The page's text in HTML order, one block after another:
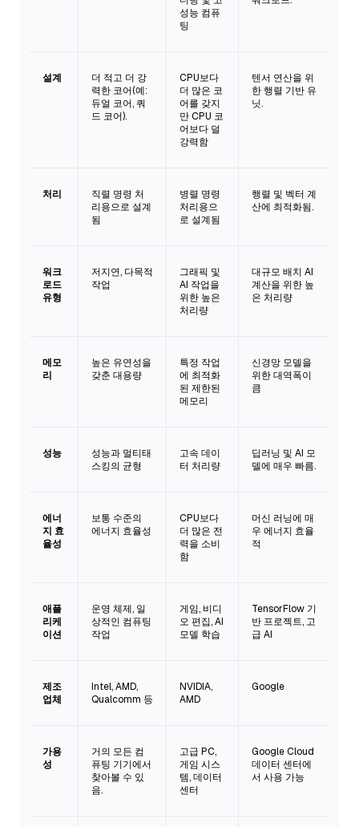
성능 컴퓨
팅
설계
더 적고 더 강
력한 코어(예:
듀얼 코어, 쿼
드 코어).
CPU보다
더 많은 코
어를 갖지
만 CPU 코
어보다 덜
강력함
텐서 연산을 위
한 행렬 기반 유
닛.
처리
직렬 명령 처
리용으로 설계
됨
병렬 명령
처리용으
로 설계됨
행렬 및 벡터 계
산에 최적화됨.
워크
로드
유형
저지연, 다목적
작업
그래픽 및
AI 작업을
위한 높은
처리량
대규모 배치 AI
계산을 위한 높
은 처리량
메모
리
높은 유연성을
갖춘 대용량
특정 작업
에 최적화
된 제한된
메모리
신경망 모델을
위한 대역폭이
큼
성능
성능과 멀티태
스킹의 균형
고속 데이
터 처리량
딥러닝 및 AI 모
델에 매우 빠름.
에너
지 효
율성
보통 수준의
에너지 효율성
CPU보다
더 많은 전
력을 소비
함
머신 러닝에 매
우 에너지 효율
적
애플
리케
이션
운영 체제, 일
상적인 컴퓨팅
작업
게임, 비디
오 편집, AI
모델 학습
TensorFlow 기
반 프로젝트, 고
급 AI
제조
업체
Intel, AMD,
Qualcomm 등
NVIDIA,
AMD
Google
가용
성
거의 모든 컴
퓨팅 기기에서
찾아볼 수 있
음.
고급 PC,
게임 시스
템, 데이터
센터
Google Cloud
데이터 센터에
서 사용 가능